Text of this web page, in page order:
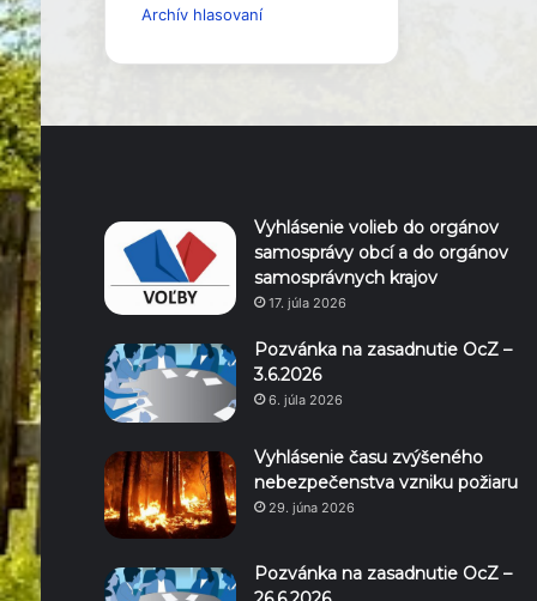
Archív hlasovaní
Vyhlásenie volieb do orgánov
samosprávy obcí a do orgánov
samosprávnych krajov
17. júla 2026
Pozvánka na zasadnutie OcZ –
3.6.2026
6. júla 2026
Vyhlásenie času zvýšeného
nebezpečenstva vzniku požiaru
29. júna 2026
Pozvánka na zasadnutie OcZ –